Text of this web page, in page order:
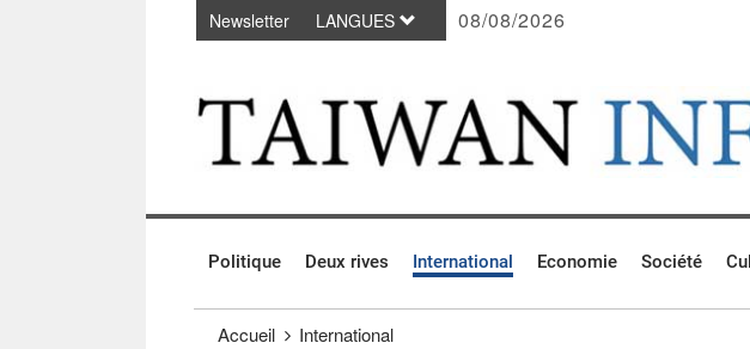
Passer au contenu principal
Newsletter LANGUES 08/08/2026
Politique Deux rives International Economie Société
Accueil International